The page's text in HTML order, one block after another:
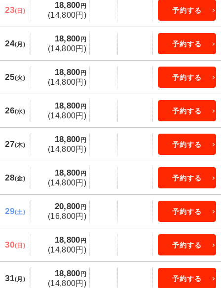
23(日)
18,800 円
(14,800円)
予約する
24(月)
18,800 円
(14,800円)
予約する
25(火)
18,800 円
(14,800円)
予約する
26(水)
18,800 円
(14,800円)
予約する
27(木)
18,800 円
(14,800円)
予約する
28(金)
18,800 円
(14,800円)
予約する
29(土)
20,800 円
(16,800円)
予約する
30(日)
18,800 円
(14,800円)
予約する
31(月)
18,800 円
(14,800円)
予約する